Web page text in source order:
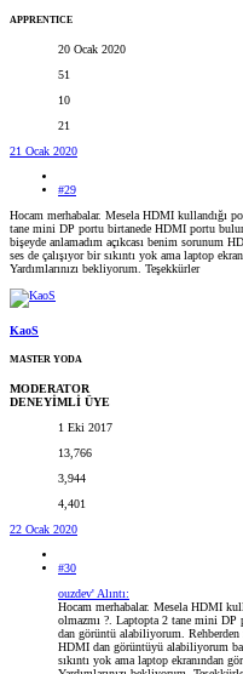
APPRENTICE
20 Ocak 2020
51
10
21
21 Ocak 2020
#29
Hocam merhabalar. Mesela HDMI kullandığı
tane mini DP portu birtanede HDMI portu
bişeyde anlamadım açıkcası benim sorunum
ses de çalışıyor bir sıkıntı yok ama laptop
Yardımlarınızı bekliyorum. Teşekkürler
KaoS
MASTER YODA
MODERATOR
DENEYİMLİ ÜYE
1 Eki 2017
13,766
3,944
4,401
22 Ocak 2020
#30
ouzdev' Alıntı:
Hocam merhabalar. Mesela HDMI
olmazmı ?. Laptopta 2 tane mini
dan görüntü alabiliyorum. Rehberden
HDMI dan görüntüyü alabiliyorum
sıkıntı yok ama laptop ekranından